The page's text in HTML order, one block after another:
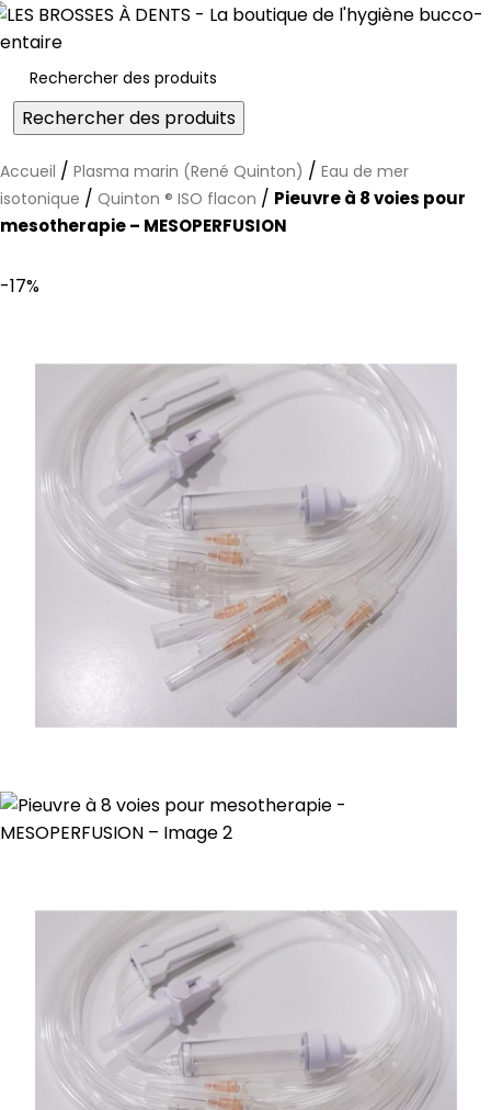
Rechercher des produits
Accueil / Plasma marin (René Quinton) / Eau de mer
isotonique / Quinton ® ISO flacon / Pieuvre à 8 voies pour
mesotherapie – MESOPERFUSION
-17%